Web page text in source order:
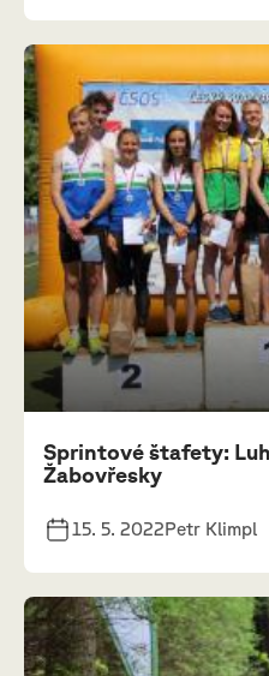
Sprintové štafety:
Žabovřesky
15. 5. 2022Petr Klimpl